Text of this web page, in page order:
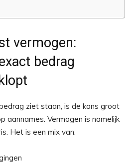
vermogen:
bedrag
ziet staan, is de kans groot
aannames. Vermogen is namelijk
Het is een mix van: